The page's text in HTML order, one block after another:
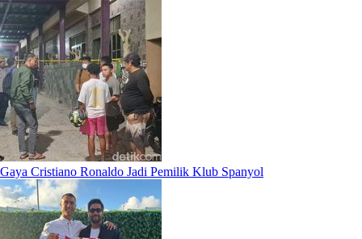
Gaya Cristiano Ronaldo Jadi Pemilik Klub Spanyol